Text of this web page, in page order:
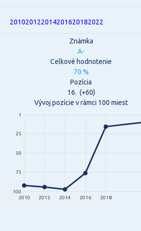
201020122014201620182022
Známka
A-
Celkové hodnotenie
70 %
Pozícia
16. (+60)
Vývoj pozície v rámci 100 miest
2010 2012 2014 2016 2018
1
25
50
75
100